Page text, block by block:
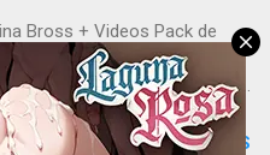
Bross + Videos Pack de
tetona aporta su
sexys y video hot para que
de principio a fin. No te
packs de chicas yLEER MÁS